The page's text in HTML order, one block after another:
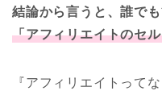
結論から言うと、誰で
「アフィリエイトのセ
『アフィリエイトって